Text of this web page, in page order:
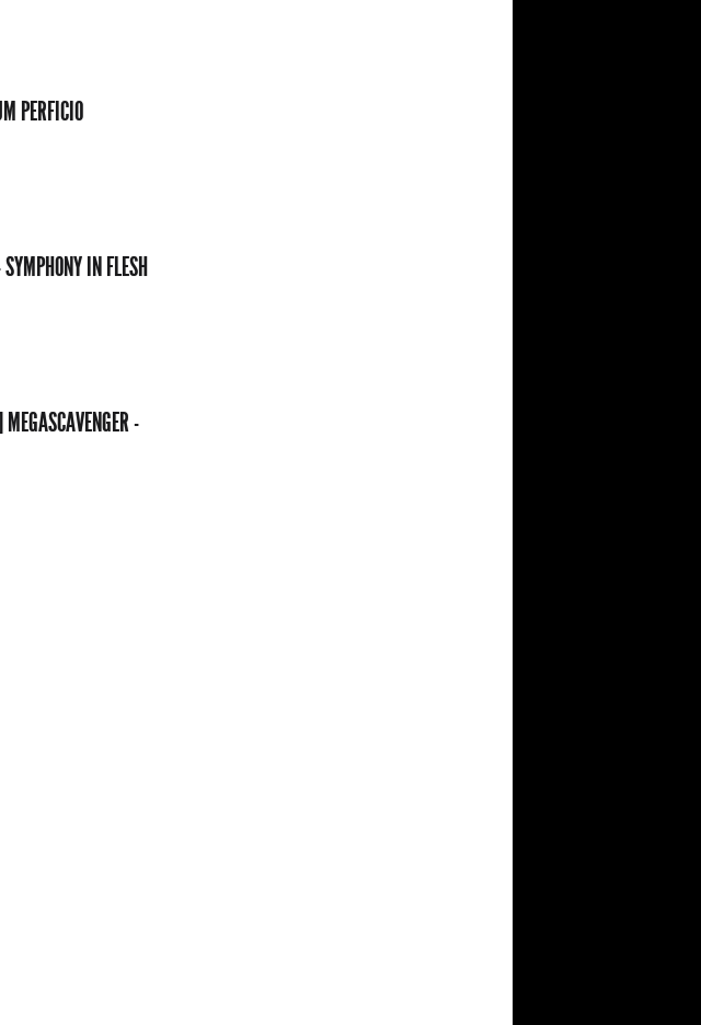
PERFICIO
IN FLESH
-